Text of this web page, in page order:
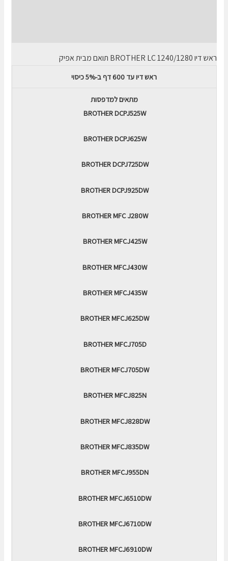
ראש דיוBROTHER LC 1240/1280 תואם מבית אפיק
ראש דיו עד 600 דף ב-5% כיסוי
מתאים למדפסות
BROTHER DCPJ525W
BROTHER DCPJ625W
BROTHER DCPJ725DW
BROTHER DCPJ925DW
BROTHER MFC J280W
BROTHER MFCJ425W
BROTHER MFCJ430W
BROTHER MFCJ435W
BROTHER MFCJ625DW
BROTHER MFCJ705D
BROTHER MFCJ705DW
BROTHER MFCJ825N
BROTHER MFCJ828DW
BROTHER MFCJ835DW
BROTHER MFCJ955DN
BROTHER MFCJ6510DW
BROTHER MFCJ6710DW
BROTHER MFCJ6910DW